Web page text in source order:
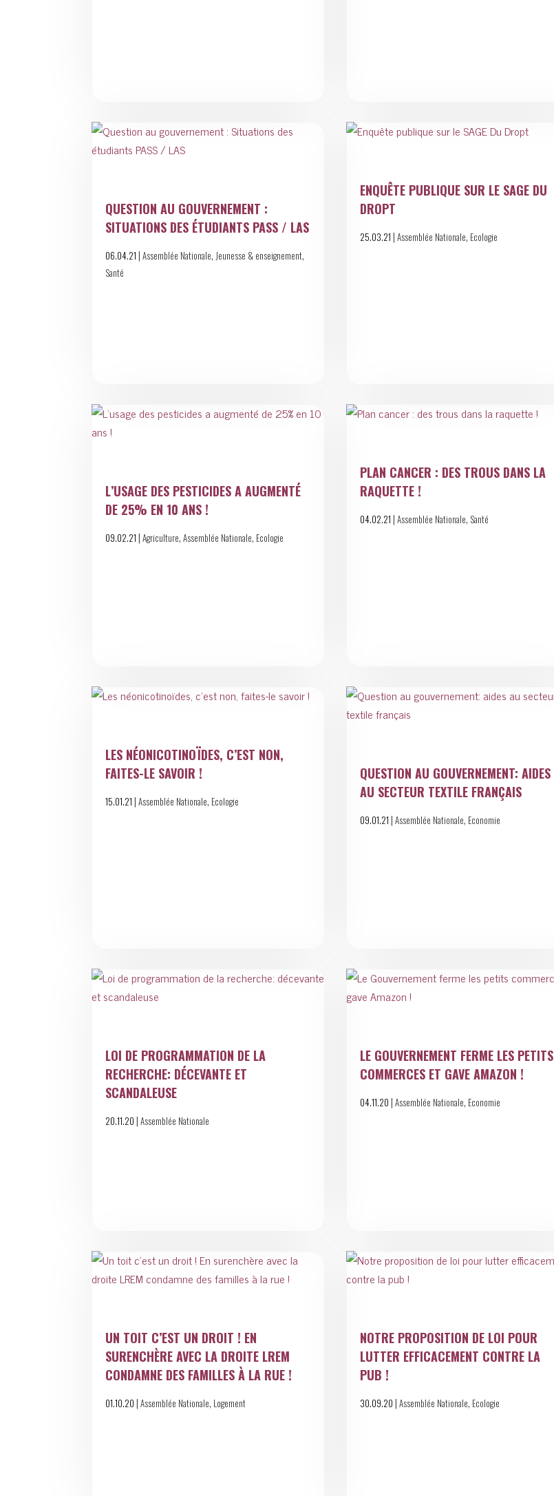
QUESTION AU GOUVERNEMENT :
SITUATIONS DES ÉTUDIANTS PASS / LAS
06.04.21 |Assemblée Nationale, Jeunesse & enseignement,
Santé
L’USAGE DES PESTICIDES A AUGMENTÉ
DE 25% EN 10 ANS !
09.02.21 |Agriculture,Assemblée Nationale, Ecologie
LES NÉONICOTINOÏDES, C’EST NON,
FAITES-LE SAVOIR !
15.01.21 |Assemblée Nationale, Ecologie
LOI DE PROGRAMMATION DE LA
RECHERCHE: DÉCEVANTE ET
SCANDALEUSE
20.11.20 |Assemblée Nationale
UN TOIT C’EST UN DROIT ! EN
SURENCHÈRE AVEC LA DROITE LREM
CONDAMNE DES FAMILLES À LA RUE !
01.10.20 |Assemblée Nationale, Logement
ENQUÊTE PUBLIQUE SUR LE SAGE DU
DROPT
25.03.21 | Assemblée Nationale, Ecologie
PLAN CANCER : DES TROUS DANS LA
RAQUETTE !
04.02.21 | Assemblée Nationale, Santé
QUESTION AU GOUVERNEMENT: AIDES
AU SECTEUR TEXTILE FRANÇAIS
09.01.21 | Assemblée Nationale, Economie
LE GOUVERNEMENT FERME LES PETITS
COMMERCES ET GAVE AMAZON !
04.11.20 | Assemblée Nationale, Economie
NOTRE PROPOSITION DE LOI POUR
LUTTER EFFICACEMENT CONTRE LA
PUB !
30.09.20 | Assemblée Nationale, Ecologie